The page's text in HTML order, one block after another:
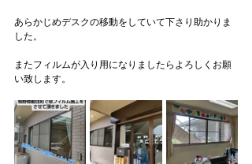
あらかじめデスクの移動をしていて下さり助かりま
した。
またフィルムが入り用になりましたらよろしくお願
い致します。